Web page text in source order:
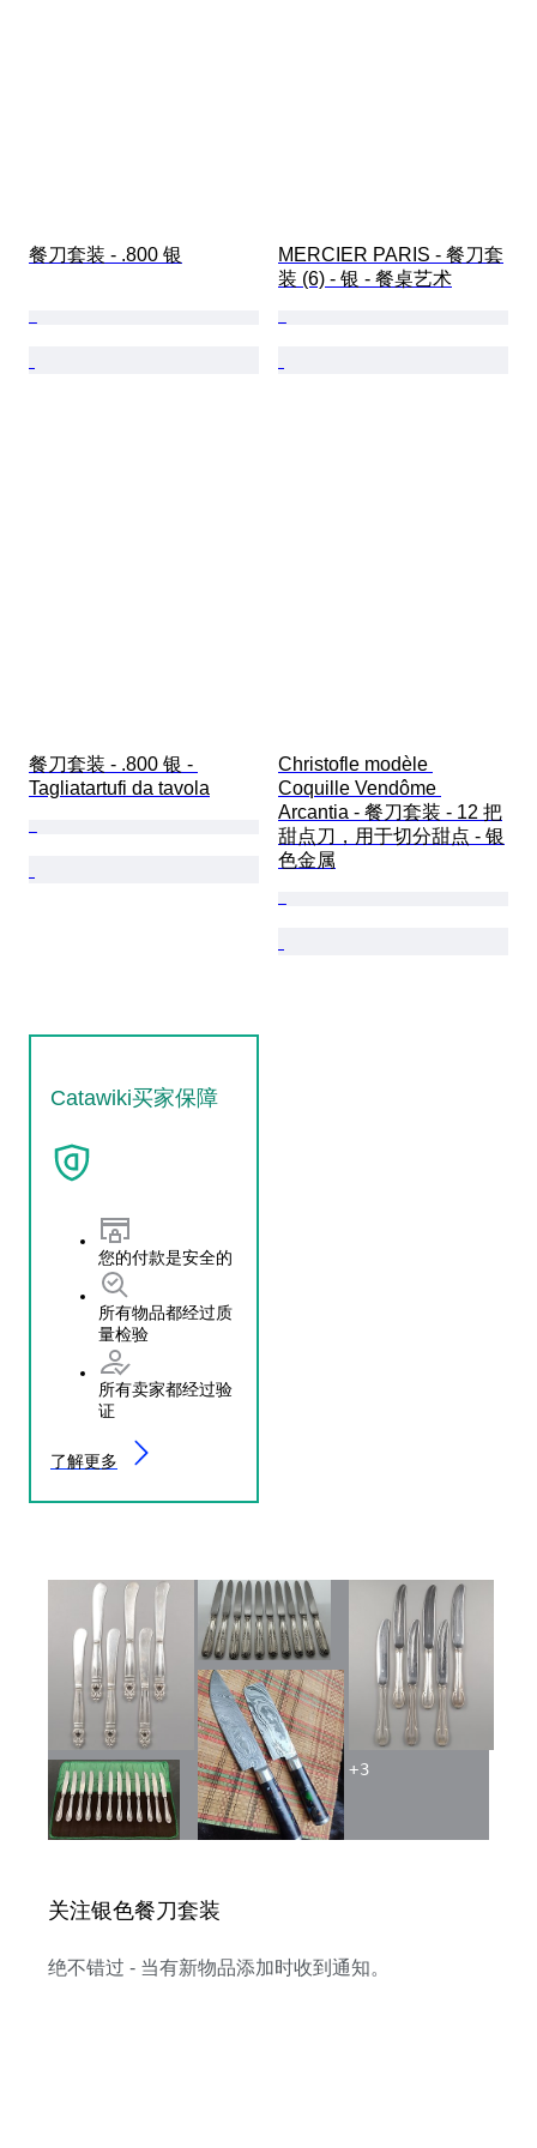
餐刀套装 - .800 银
MERCIER PARIS - 餐刀套
装 (6) - 银 - 餐桌艺术
餐刀套装 - .800 银 -
Tagliatartufi da tavola
Christofle modèle
Coquille Vendôme
Arcantia - 餐刀套装 - 12 把
甜点刀，用于切分甜点 - 银
色金属
Catawiki买家保障
您的付款是安全的
所有物品都经过质
量检验
所有卖家都经过验
证
了解更多
关注银色餐刀套装
绝不错过 - 当有新物品添加时收到通知。
+3